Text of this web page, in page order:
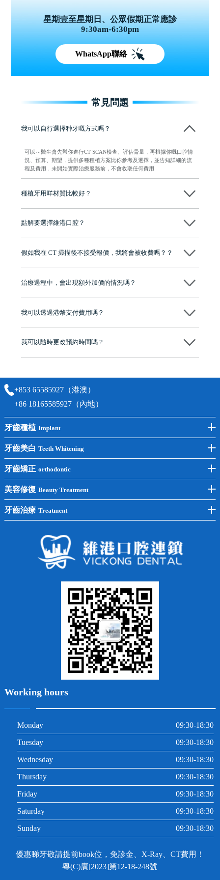
星期壹至星期日、公眾假期正常應診
9:30am-6:30pm
WhatsApp聯絡
常見問題
我可以自行選擇种牙嘅方式嗎？
可以～醫生會先幫你進行CT SCAN檢查、評估骨量，再根據你嘅口腔情
況、預算、期望，提供多種種植方案比你參考及選擇，並告知詳細的流
程及費用，未開始實際治療服務前，不會收取任何費用
種植牙用咩材質比較好？
點解要選擇維港口腔？
維港口腔踐行「醫道濟世」的大學校訓，各分院匯聚來自香港、內地的
牌」、「2025香港企業領袖品牌」，是諾貝爾種植系統全球放心植牙中
至今已服務超過三十個國家和地區的顧客，受到粵港澳大灣區及周邊城
市市民極高的口碑評價及信任推薦 珠海、深圳設有八大分院，香港亦設
有咨詢及服務保障中心，有任何問題都可以隨時預約免費咨詢，讓人十
假如我在 CT 掃描後不接受報價，我將會被收費嗎？？
治療過程中，會出現額外加價的情況嗎？
我可以透過港幣支付費用嗎？
我可以隨時更改預約時間嗎？
可以，請盡早通過wechat或whatsapp聯絡我們，告知我們你原本預約的
+853 65585927（港澳）
+86 18165585927（內地）
牙齒種植 Implant
前牙種植
後牙種植
單顆種植
半口種植
全口種植
牙齒美白 Teeth Whitening
冷光美白
洗牙
四環素牙
常見問題
牙齒矯正 orthodontic
牙齒矯正
兒童矯正
牙列不齊
美容修復 Beauty Treatment
全瓷牙
牙齒治療 Treatment
Working hours
Monday 09:30-18:30
Tuesday 09:30-18:30
Wednesday 09:30-18:30
Thursday 09:30-18:30
Friday 09:30-18:30
Saturday 09:30-18:30
Sunday 09:30-18:30
優惠睇牙敬請提前book位，免診金、X-Ray、CT費用！
粵(C)廣[2023]第12-18-248號